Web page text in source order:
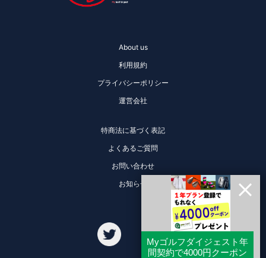
About us
利用規約
プライバシーポリシー
運営会社
特商法に基づく表記
よくあるご質問
お問い合わせ
お知らせ